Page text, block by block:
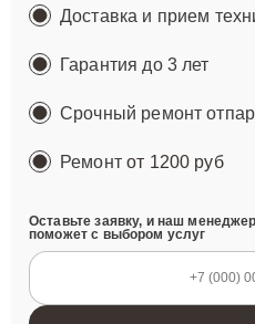
Доставка и прием
Гарантия до 3 лет
Срочный ремонт
Ремонтот 1200 руб
Оставьте заявку, и наш
поможет с выбором услуг